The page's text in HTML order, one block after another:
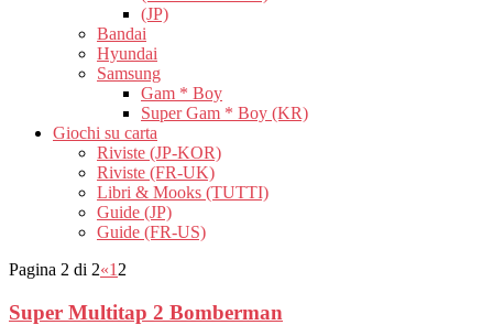
(JP)
Bandai
Hyundai
Samsung
Gam * Boy
Super Gam * Boy (KR)
Giochi su carta
Riviste (JP-KOR)
Riviste (FR-UK)
Libri & Mooks (TUTTI)
Guide (JP)
Guide (FR-US)
Pagina 2 di 2«1 2
Super Multitap 2 Bomberman